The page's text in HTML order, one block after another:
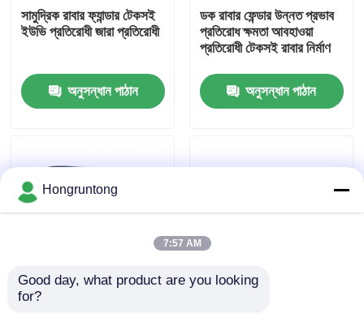
আমাদের সম্পর্কে
গুণমান নিয়ন্ত্রণ
উদ্ধৃতির জন্য আবেদন
ডক রাবার ফেন্ডার
সামুদ্রিক রাবার ফ্যান্ডার টেকসই
ইউভি প্রতিরোধী জারা প্রতিরোধী
অনুসন্ধান পাঠান
ডক রাবার ফেন্ডার উন্নত প্রভাব
প্রতিরোধ ক্ষমতা আবহাওয়া
প্রতিরোধী টেকসই রাবার নির্মাণ
অনুসন্ধান পাঠান
শঙ্কু রাবার Fenders উচ্চ
Hongruntong
7:57 AM
Good day, what product are you looking
for?